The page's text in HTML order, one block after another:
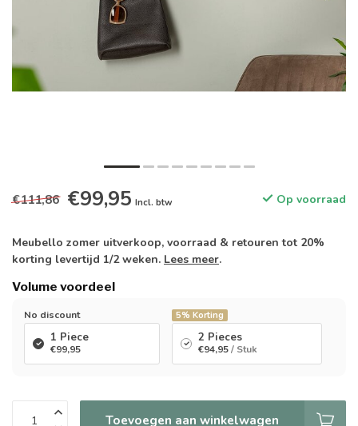
€111,86 €99,95 Incl. btw Op voorraad
Meubello zomer uitverkoop, voorraad & retouren tot 20%
korting levertijd 1/2 weken. Lees meer.
Volume voordeel
No discount
1 Piece
€99,95
5% Korting
2 Pieces
€94,95/ Stuk
Toevoegen aan winkelwagen